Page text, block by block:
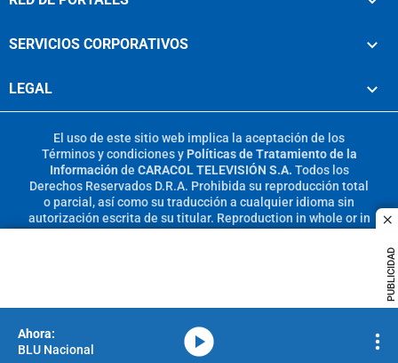
PUBLICIDAD
SERVICIOS CORPORATIVOS
LEGAL
El uso de este sitio web implica la aceptación de los
Términos y condicionesy Políticas de Tratamiento de la
Información de CARACOL TELEVISIÓN S.A. Todos los
Derechos Reservados D.R.A. Prohibida su reproducción total
o parcial, así como su traducción a cualquier idioma sin
autorización escrita de su titular. Reproduction in whole or in
BLU Nacional